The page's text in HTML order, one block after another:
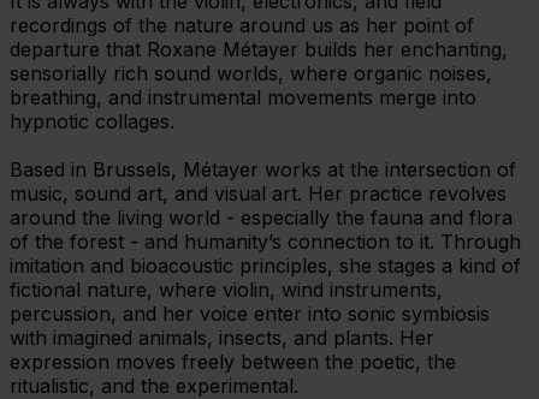
recordings of the nature around us as her point of
departure that Roxane Métayer builds her enchanting,
sensorially rich sound worlds, where organic noises,
breathing, and instrumental movements merge into
hypnotic collages.
Based in Brussels, Métayer works at the intersection of
music, sound art, and visual art. Her practice revolves
around the living world - especially the fauna and flora
of the forest - and humanity’s connection to it. Through
imitation and bioacoustic principles, she stages a kind of
fictional nature, where violin, wind instruments,
percussion, and her voice enter into sonic symbiosis
with imagined animals, insects, and plants. Her
expression moves freely between the poetic, the
ritualistic, and the experimental.